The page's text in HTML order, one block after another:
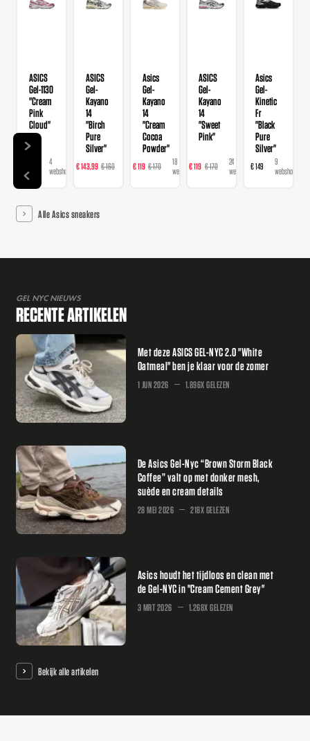
ASICS
Gel-1130
"Cream
Pink
Cloud"
4
webshops
ASICS
Gel-
Kayano
14
"Birch
Pure
Silver"
€ 143,99 € 160
webshops
Asics
Gel-
Kayano
14
"Cream
Cocoa
Powder"
€ 119 € 170
18
webshops
ASICS
Gel-
Kayano
14
"Sweet
Pink"
€ 119 € 170
24
webshops
Asics
Gel-
Kinetic
Fr
"Black
Pure
Silver"
€ 149
9
webshops
Alle Asics sneakers
GEL NYC NIEUWS
RECENTE ARTIKELEN
Met deze ASICS GEL-NYC 2.0 "White
Oatmeal" ben je klaar voor de zomer
1 JUN 2026 1.896X GELEZEN
De Asics Gel-Nyc “Brown Storm Black
Coffee” valt op met donker mesh,
suède en cream details
28 MEI 2026 218X GELEZEN
Asics houdt het tijdloos en clean met
de Gel-NYC in "Cream Cement Grey"
3 MRT 2026 1.268X GELEZEN
Bekijk alle artikelen